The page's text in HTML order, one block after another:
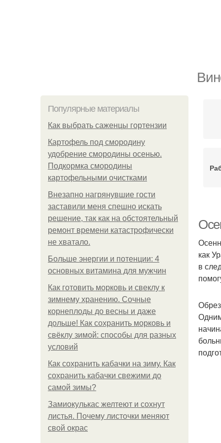
Популярные материалы
Как выбрать саженцы гортензии
Картофель под смородину
удобрение смородины осенью.
Подкормка смородины
картофельными очистками
Внезапно нагрянувшие гости
заставили меня спешно искать
решение, так как на обстоятельный
ремонт времени катастрофически
не хватало.
Больше энергии и потенции: 4
основных витамина для мужчин
Как готовить морковь и свеклу к
зимнему хранению. Сочные
корнеплоды до весны и даже
дольше! Как сохранить морковь и
свёклу зимой: способы для разных
условий
Как сохранить кабачки на зиму. Как
сохранить кабачки свежими до
самой зимы?
Замиокулькас желтеют и сохнут
листья. Почему листочки меняют
свой окрас
как
в